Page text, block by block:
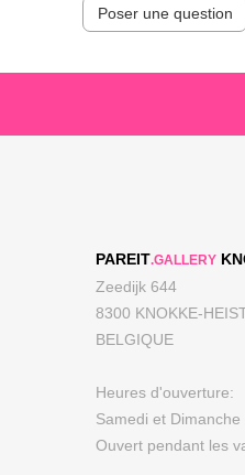
Poser une question
PAREIT.GALLERY
Zeedijk 644
8300 KNOKKE-
BELGIQUE
Heures d'ouverture:
Samedi et
Ouvert pendant les